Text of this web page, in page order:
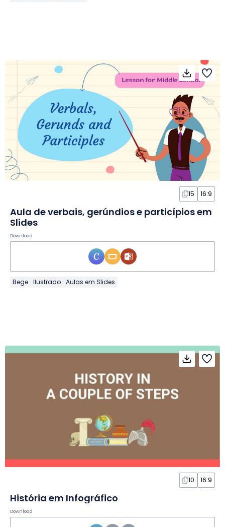
15 16:9
Aula de verbais, gerúndios e particípios em
Slides
Download
Bege Ilustrado Aulas em Slides
10 16:9
História em Infográfico
Download